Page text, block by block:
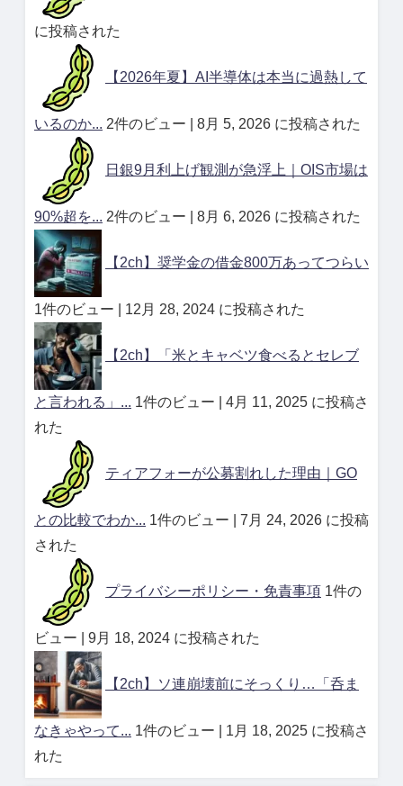
に投稿された
【2026年夏】AI半導体は本当に過熱して
いるのか... 2件のビュー 8月 5, 2026 に投稿された
日銀9月利上げ観測が急浮上｜OIS市場は
90%超を... 2件のビュー 8月 6, 2026 に投稿された
【2ch】奨学金の借金800万あってつらい
1件のビュー 12月 28, 2024 に投稿された
【2ch】「米とキャベツ食べるとセレブ
と言われる」... 1件のビュー
4月 11, 2025 に投稿さ
れた
ティアフォーが公募割れした理由｜GO
との比較でわか... 1件のビュー
7月 24, 2026 に投稿
された
プライバシーポリシー・免責事項 1件の
ビュー 9月 18, 2024 に投稿された
【2ch】ソ連崩壊前にそっくり…「呑ま
なきゃやって... 1件のビュー
1月 18, 2025 に投稿さ
れた